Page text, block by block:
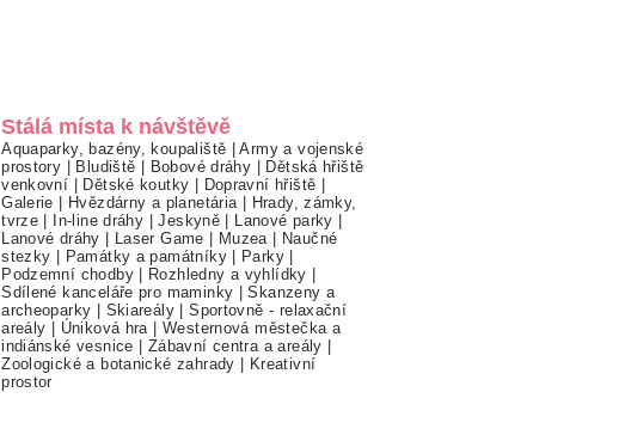
Stálá místa k návštěvě
Aquaparky, bazény, koupaliště |Army a vojenské
prostory
Bludiště Bobové dráhy
Dětská hřiště
venkovní
Dětské koutky Dopravní hřiště
Galerie
Hvězdárny a planetária
Hrady, zámky,
tvrze
In-line dráhy |Jeskyně Lanové parky
Lanové dráhy
Laser Game Muzea
Naučné
stezky
Památky a památníky| Parky
Podzemní chodby| Rozhledny a vyhlídky
Sdílené kanceláře pro maminky |Skanzeny a
archeoparky
Skiareály |Sportovně - relaxační
areály
Úniková hra |Westernová městečka a
indiánské vesnice
Zábavní centra a areály
Zoologické a botanické zahrady
Kreativní
prostor